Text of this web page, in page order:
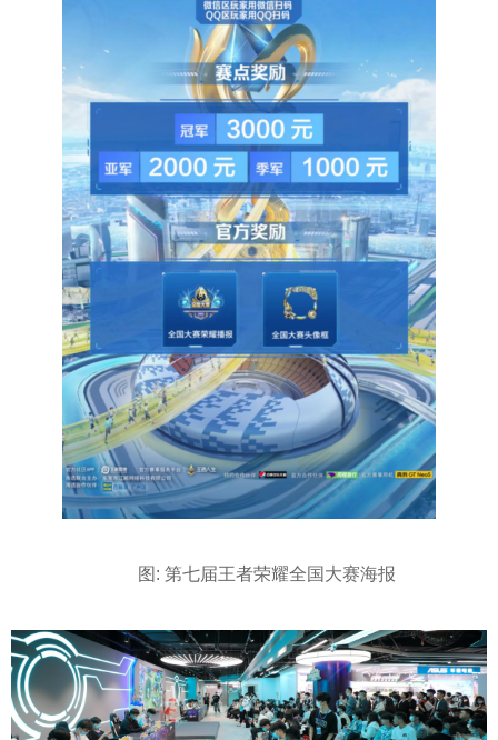
图: 第七届王者荣耀全国大赛海报